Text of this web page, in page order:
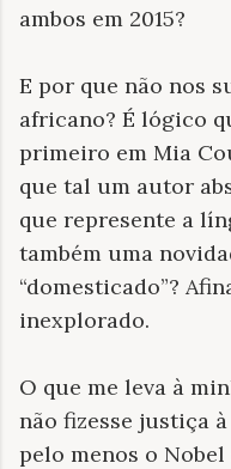
ambos em 2015?
E por que não nos
africano? É lógico
primeiro em Mia
que tal um autor
que represente a
também uma
“domesticado”?
inexplorado.
O que me leva à
não fizesse justiça
pelo menos o